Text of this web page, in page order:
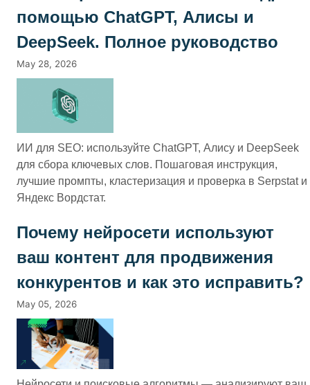
помощью ChatGPT, Алисы и
DeepSeek. Полное руководство
May 28, 2026
ИИ для SEO: используйте ChatGPT, Алису и DeepSeek
для сбора ключевых слов. Пошаговая инструкция,
лучшие промпты, кластеризация и проверка в Serpstat и
Яндекс Вордстат.
Почему нейросети используют
ваш контент для продвижения
конкурентов и как это исправить?
May 05, 2026